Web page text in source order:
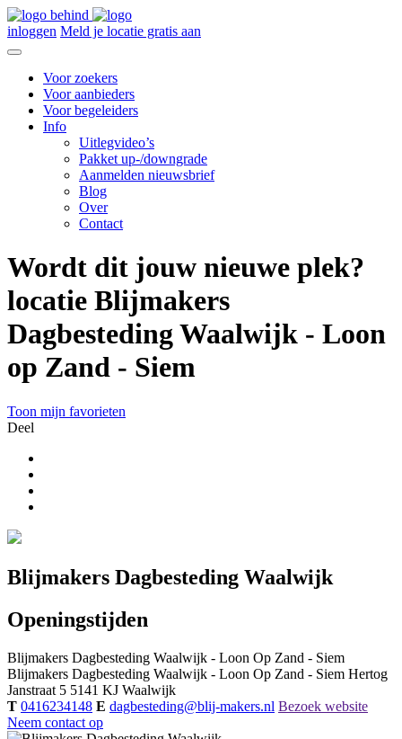
inloggen Meld je locatie gratis aan
Voor zoekers
Voor aanbieders
Voor begeleiders
Info
Uitlegvideo’s
Pakket up-/downgrade
Aanmelden nieuwsbrief
Blog
Over
Contact
Wordt dit jouw nieuwe plek?
locatie Blijmakers
Dagbesteding Waalwijk - Loon
op Zand - Siem
Toon mijn favorieten
Deel
Blijmakers Dagbesteding Waalwijk
Openingstijden
Blijmakers Dagbesteding Waalwijk - Loon Op Zand - Siem
Blijmakers Dagbesteding Waalwijk - Loon Op Zand - Siem Hertog
Janstraat 5 5141 KJ Waalwijk
T 0416234148 E dagbesteding@blij-makers.nl Bezoek website
Neem contact op